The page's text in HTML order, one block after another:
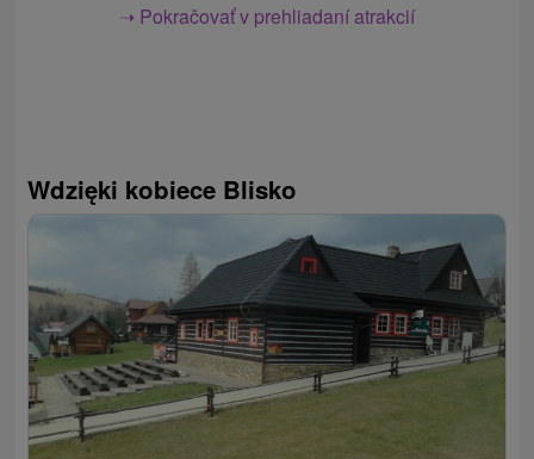
➝ Pokračovať v prehliadaní atrakcií
Wdzięki kobiece Blisko